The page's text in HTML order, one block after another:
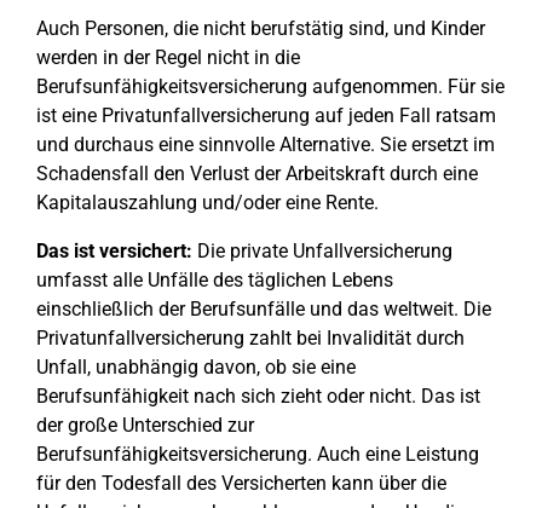
Auch Personen, die nicht berufstätig sind, und Kinder
werden in der Regel nicht in die
Berufsunfähigkeitsversicherung aufgenommen. Für sie
ist eine Privatunfallversicherung auf jeden Fall ratsam
und durchaus eine sinnvolle Alternative. Sie ersetzt im
Schadensfall den Verlust der Arbeitskraft durch eine
Kapitalauszahlung und/oder eine Rente.
Das ist versichert: Die private Unfallversicherung
umfasst alle Unfälle des täglichen Lebens
einschließlich der Berufsunfälle und das weltweit. Die
Privatunfallversicherung zahlt bei Invalidität durch
Unfall, unabhängig davon, ob sie eine
Berufsunfähigkeit nach sich zieht oder nicht. Das ist
der große Unterschied zur
Berufsunfähigkeitsversicherung. Auch eine Leistung
für den Todesfall des Versicherten kann über die